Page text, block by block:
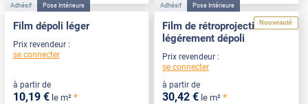
Adhésif Pose Intérieure
Film dépoli léger
Prix revendeur :
se connecter
à partir de
10,19 € le m² *
Nouveauté
Adhésif Pose Intérieure
Film de rétroprojection
légérement dépoli
Prix revendeur :
se connecter
à partir de
30,42 € le m² *